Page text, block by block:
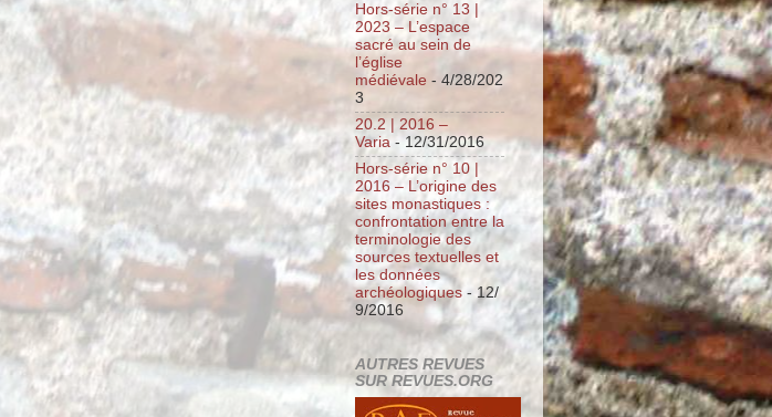
Hors-série n° 13 |
2023 – L’espace
sacré au sein de
l’église
médiévale - 4/28/202
3
20.2 | 2016 –
Varia - 12/31/2016
Hors-série n° 10 |
2016 – L’origine des
sites monastiques :
confrontation entre la
terminologie des
sources textuelles et
les données
archéologiques - 12/
9/2016
AUTRES REVUES
SUR REVUES.ORG